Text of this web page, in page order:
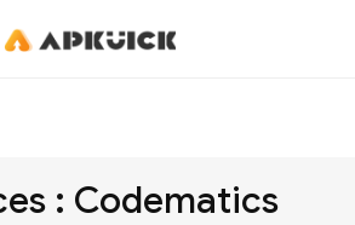
: Codematics